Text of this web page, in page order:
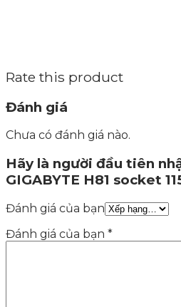
Rate this product
Đánh giá
Chưa có đánh giá nào.
Hãy là người đầu tiên
GIGABYTE H81 socket
Đánh giá của bạn
Đánh giá của bạn *